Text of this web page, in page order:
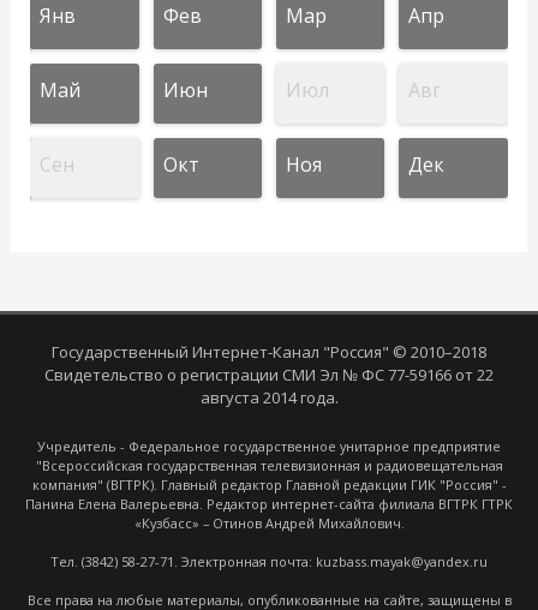
Янв Фев Мар Апр
Май Июн Июл Авг
Сен Окт Ноя Дек
Государственный Интернет-Канал "Россия" © 2010–2018
Свидетельство о регистрации СМИ Эл № ФС 77-59166 от 22
августа 2014 года.
Учредитель - Федеральное государственное унитарное предприятие
"Всероссийская государственная телевизионная и радиовещательная
компания" (ВГТРК). Главный редактор Главной редакции ГИК "Россия" -
Панина Елена Валерьевна. Редактор интернет-сайта филиала ВГТРК ГТРК
«Кузбасс» – Отинов Андрей Михайлович.
Тел. (3842) 58-27-71. Электронная почта: kuzbass.mayak@yandex.ru
Все права на любые материалы, опубликованные на сайте, защищены в